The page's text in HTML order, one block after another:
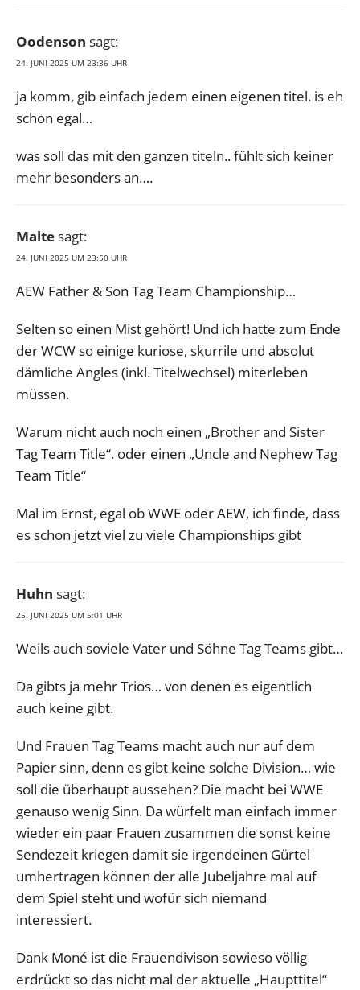
Oodenson sagt:
24. JUNI 2025 UM 23:36 UHR
ja komm, gib einfach jedem einen eigenen titel. is eh
schon egal…
was soll das mit den ganzen titeln.. fühlt sich keiner
mehr besonders an….
Maltesagt:
24. JUNI 2025 UM 23:50 UHR
AEW Father & Son Tag Team Championship…
Selten so einen Mist gehört! Und ich hatte zum Ende
der WCW so einige kuriose, skurrile und absolut
dämliche Angles (inkl. Titelwechsel) miterleben
müssen.
Warum nicht auch noch einen „Brother and Sister
Tag Team Title“, oder einen „Uncle and Nephew Tag
Team Title“
Mal im Ernst, egal ob WWE oder AEW, ich finde, dass
es schon jetzt viel zu viele Championships gibt
Huhn sagt:
25. JUNI 2025 UM 5:01 UHR
Weils auch soviele Vater und Söhne Tag Teams gibt…
Da gibts ja mehr Trios… von denen es eigentlich
auch keine gibt.
Und Frauen Tag Teams macht auch nur auf dem
Papier sinn, denn es gibt keine solche Division… wie
soll die überhaupt aussehen? Die macht bei WWE
genauso wenig Sinn. Da würfelt man einfach immer
wieder ein paar Frauen zusammen die sonst keine
Sendezeit kriegen damit sie irgendeinen Gürtel
umhertragen können der alle Jubeljahre mal auf
dem Spiel steht und wofür sich niemand
interessiert.
Dank Moné ist die Frauendivison sowieso völlig
erdrückt so das nicht mal der aktuelle „Haupttitel“